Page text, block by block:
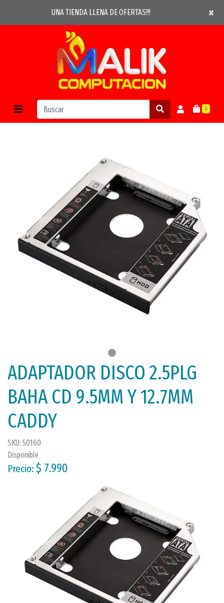
UNA TIENDA LLENA DE OFERTAS!!! ×
×
0
ADAPTADOR DISCO 2.5PLG
BAHA CD 9.5MM Y 12.7MM
CADDY
SKU: 50160
Disponible
Precio: $ 7.990